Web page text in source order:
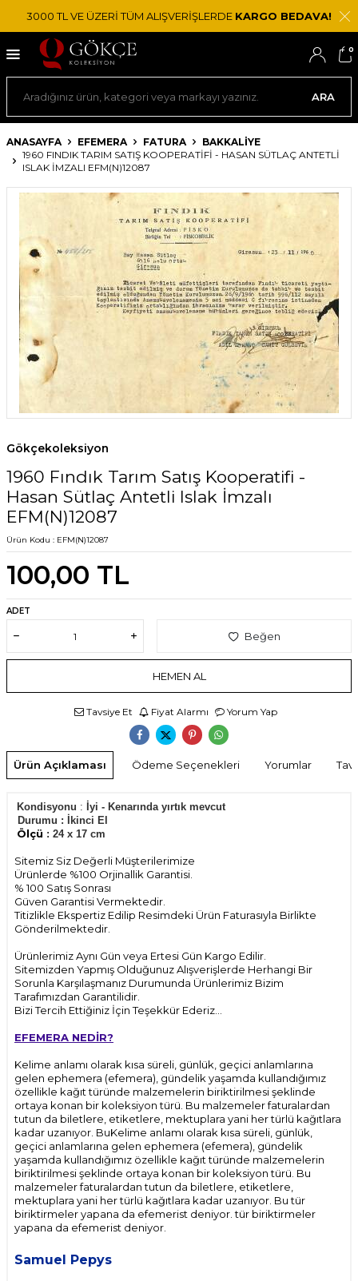
3000 TL VE ÜZERİ TÜM ALIŞVERİŞLERDE KARGO BEDAVA!
ARA
0
ANASAYFA EFEMERA FATURA
BAKKALIYE
1960 FINDIK TARIM SATIŞ KOOPERATIFI - HASAN SÜTLAÇ ANTETLI
ISLAK İMZALI EFM(N)12087
Gökçekoleksiyon
1960 Fındık Tarım Satış Kooperatifi -
Hasan Sütlaç Antetli Islak İmzalı
EFM(N)12087
Ürün Kodu : EFM(N)12087
100,00 TL
ADET
Beğen
HEMEN AL
Tavsiye Et Fiyat Alarmı Yorum Yap
Ürün Açıklaması Ödeme Seçenekleri Yorumlar
Kondisyonu : İyi - Kenarında yırtık mevcut
Durumu : İkinci El
Ölçü : 24 x 17 cm
Sitemiz Siz Değerli Müşterilerimize
Ürünlerde %100 Orjinallik Garantisi.
% 100 Satış Sonrası
Güven Garantisi Vermektedir.
Titizlikle Ekspertiz Edilip Resimdeki Ürün Faturasıyla Birlikte
Gönderilmektedir.
Ürünlerimiz Aynı Gün veya Ertesi Gün Kargo Edilir.
Sitemizden Yapmış Olduğunuz Alışverişlerde Herhangi Bir
Sorunla Karşılaşmanız Durumunda Ürünlerimiz Bizim
Tarafımızdan Garantilidir.
Bizi Tercih Ettiğiniz İçin Teşekkür Ederiz...
EFEMERA NEDİR?
Kelime anlamı olarak kısa süreli, günlük, geçici anlamlarına
gelen ephemera (efemera), gündelik yaşamda kullandığımız
özellikle kağıt türünde malzemelerin biriktirilmesi şeklinde
ortaya konan bir koleksiyon türü. Bu malzemeler faturalardan
tutun da biletlere, etiketlere, mektuplara yani her türlü kağıtlara
kadar uzanıyor. BuKelime anlamı olarak kısa süreli, günlük,
geçici anlamlarına gelen ephemera (efemera), gündelik
yaşamda kullandığımız özellikle kağıt türünde malzemelerin
biriktirilmesi şeklinde ortaya konan bir koleksiyon türü. Bu
malzemeler faturalardan tutun da biletlere, etiketlere,
mektuplara yani her türlü kağıtlara kadar uzanıyor. Bu tür
biriktirmeler yapana da efemerist deniyor. tür biriktirmeler
yapana da efemerist deniyor.
Samuel Pepys